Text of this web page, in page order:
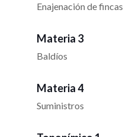
Enajenación de fincas
Materia 3
Baldíos
Materia 4
Suministros